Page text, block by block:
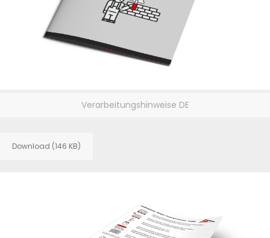
Verarbeitungshinweise DE
Download (146 KB)